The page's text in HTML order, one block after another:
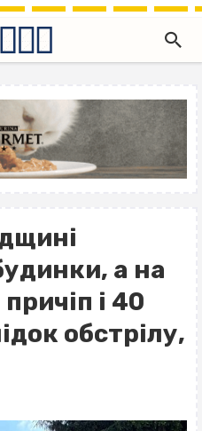
а на
і 40
обстрілу,